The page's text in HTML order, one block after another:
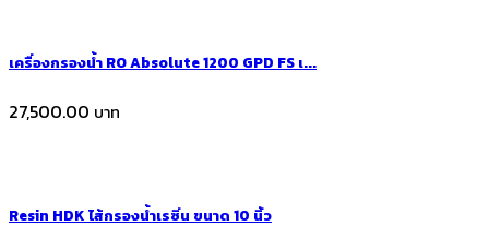
เครื่องกรองน้ำ RO Absolute 1200 GPD FS เ...
27,500.00
Resin HDK ไส้กรองน้ำเรซิ่น ขนาด 10 นิ้ว